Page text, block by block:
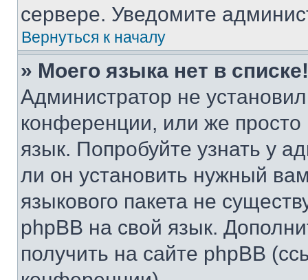
сервере. Уведомите
Вернуться к началу
» Моего языка нет в списке!
Администратор не
конференции, или же
язык. Попробуйте узнать у
ли он установить нужный
языкового пакета не
phpBB на свой язык.
получить на сайте phpBB